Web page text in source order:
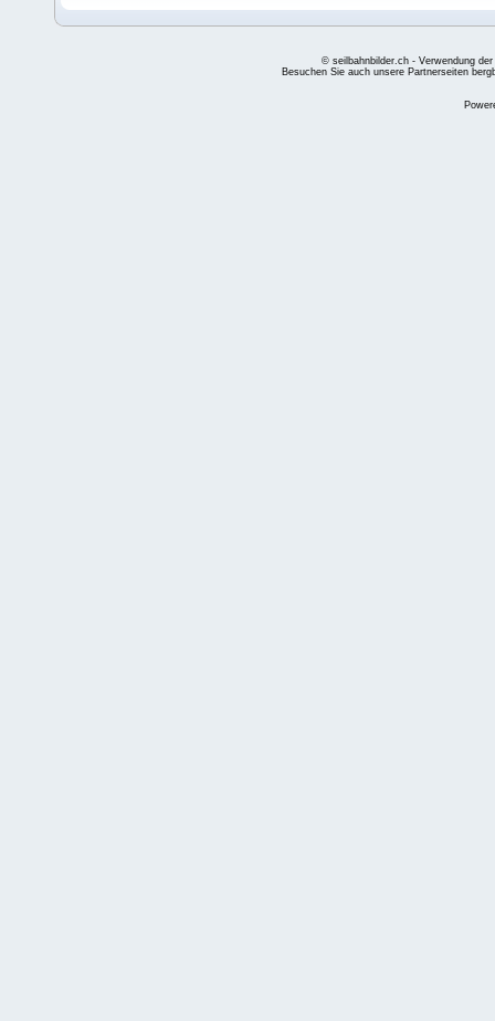
© seilbahnbilder.ch - Verwendung
Besuchen Sie auch unsere Partnerseiten